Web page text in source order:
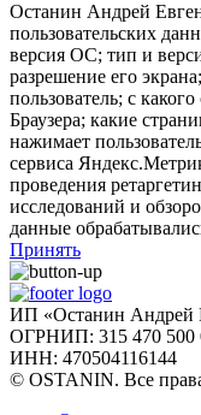
Останин Андрей
пользовательских
версия ОС; тип и
разрешение его
пользователь; с
Браузера; какие
нажимает
сервиса
проведения
исследований и
данные
Принять
ИП «Останин Андрей
ОГРНИП: 315 470 500
ИНН: 470504116144
© OSTANIN. Все